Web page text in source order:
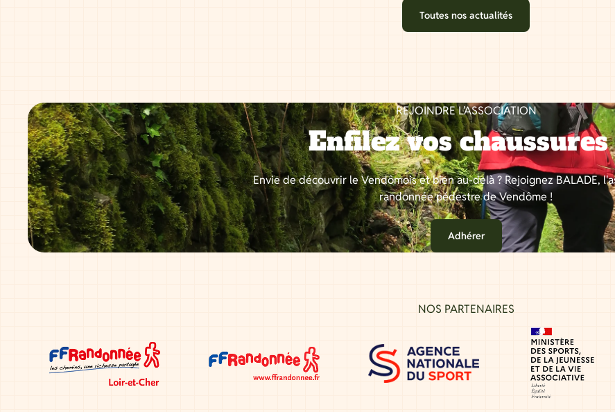
Toutes nos actualités
REJOINDRE L’ASSOCIATION
Enfilez vos chaussures
Envie de découvrir le Vendômois et bien au-delà ? Rejoignez BALADE,
randonnée pédestre de Vendôme !
Adhérer
NOS PARTENAIRES